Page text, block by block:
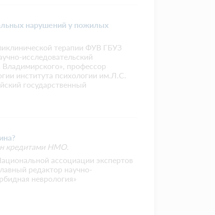
нарушений у пожилых
терапии ФУВ ГБУЗ
исследовательский
профессор
института психологии им.Л.С.
государственный
кредитами НМО.
ассоциации экспертов
редактор научно-
неврология»